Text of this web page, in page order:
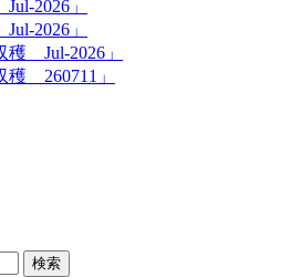
2026」
2026」
穫 Jul-2026」
穫 260711」